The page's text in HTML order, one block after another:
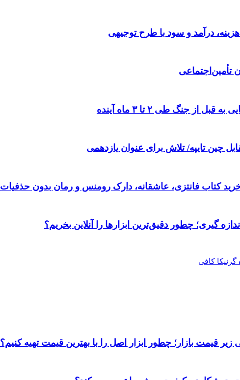
درآمد و سود با طرح توجیهی
از جنگ طی ۲ تا ۳ ماه آینده
چین تایپه/ تلاش برای عنوان یازدهمی
گیری؛ چطور دقیق‌ترین ابزارها را آنلاین بخریم؟
گرنیکا کافی
قیمت بازار؛ چطور ابزار اصل را با بهترین قیمت تهیه کنیم؟